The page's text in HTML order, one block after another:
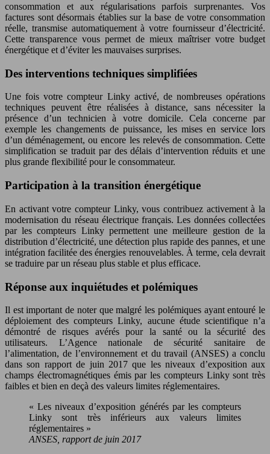
consommation et aux régularisations parfois surprenantes. Vos
factures sont désormais établies sur la base de votre consommation
réelle, transmise automatiquement à votre fournisseur d’électricité.
Cette transparence vous permet de mieux maîtriser votre budget
énergétique et d’éviter les mauvaises surprises.
Des interventions techniques simplifiées
Une fois votre compteur Linky activé, de nombreuses opérations
techniques peuvent être réalisées à distance, sans nécessiter la
présence d’un technicien à votre domicile. Cela concerne par
exemple les changements de puissance, les mises en service lors
d’un déménagement, ou encore les relevés de consommation. Cette
simplification se traduit par des délais d’intervention réduits et une
plus grande flexibilité pour le consommateur.
Participation à la transition énergétique
En activant votre compteur Linky, vous contribuez activement à la
modernisation du réseau électrique français. Les données collectées
par les compteurs Linky permettent une meilleure gestion de la
distribution d’électricité, une détection plus rapide des pannes, et une
intégration facilitée des énergies renouvelables. À terme, cela devrait
se traduire par un réseau plus stable et plus efficace.
Réponse aux inquiétudes et polémiques
Il est important de noter que malgré les polémiques ayant entouré le
déploiement des compteurs Linky, aucune étude scientifique n’a
démontré de risques avérés pour la santé ou la sécurité des
utilisateurs. L’Agence nationale de sécurité sanitaire de
l’alimentation, de l’environnement et du travail (ANSES) a conclu
dans son rapport de juin 2017 que les niveaux d’exposition aux
champs électromagnétiques émis par les compteurs Linky sont très
faibles et bien en deçà des valeurs limites réglementaires.
« Les niveaux d’exposition générés par les compteurs
Linky sont très inférieurs aux valeurs limites
réglementaires »
ANSES, rapport de juin 2017